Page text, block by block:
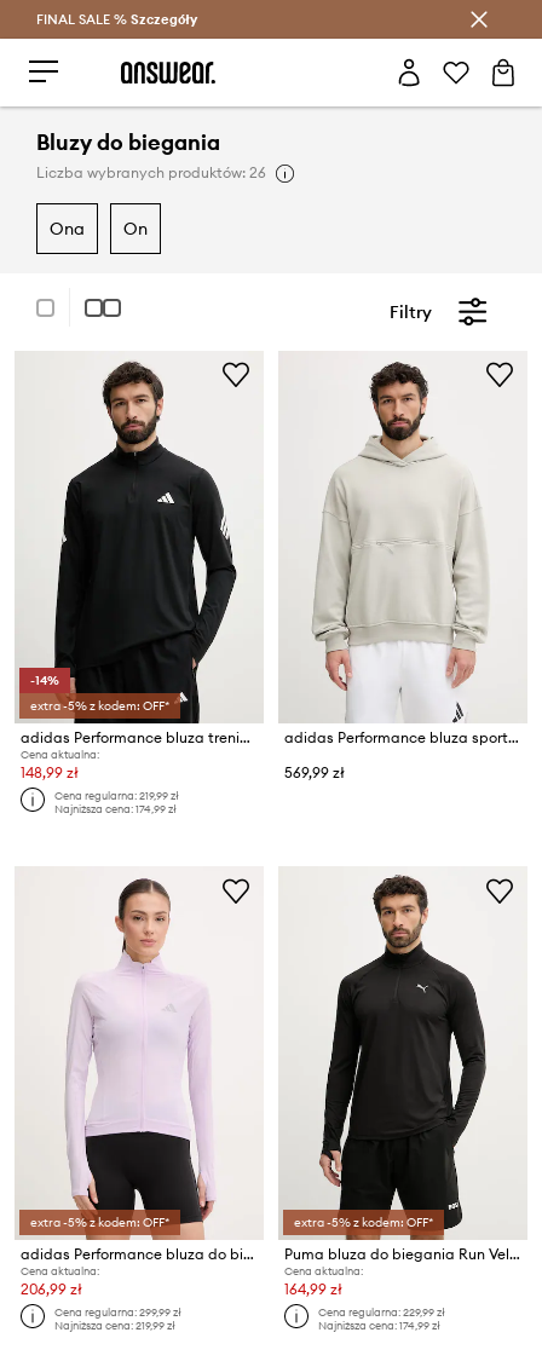
Oszczędzaj z Answear Club >
FINAL SALE % Szczegóły
Bluzy do biegania
Liczba wybranych produktów: 26
ona on
Filtry
-14%
extra -5% z kodem: OFF*
adidas Performance bluza treningowa męska adi365
Cena aktualna:
148,99 zł
Cena regularna:219,99 zł
Najniższa cena:174,99 zł
adidas Performance bluza sportowa męska bawełniana adidas x Koumori
569,99 zł
extra -5% z kodem: OFF*
adidas Performance bluza do biegania Adi365
Cena aktualna:
206,99 zł
Cena regularna:299,99 zł
Najniższa cena:219,99 zł
extra -5% z kodem: OFF*
Puma bluza do biegania Run Velocity
Cena aktualna:
164,99 zł
Cena regularna:229,99 zł
Najniższa cena:174,99 zł